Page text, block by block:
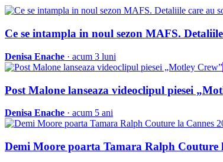
Ce se intampla in noul sezon MAFS.
Denisa Enache · acum 3 luni
Post Malone lanseaza videoclipul piesei
Denisa Enache · acum 5 ani
Demi Moore poarta Tamara Ralph Couture